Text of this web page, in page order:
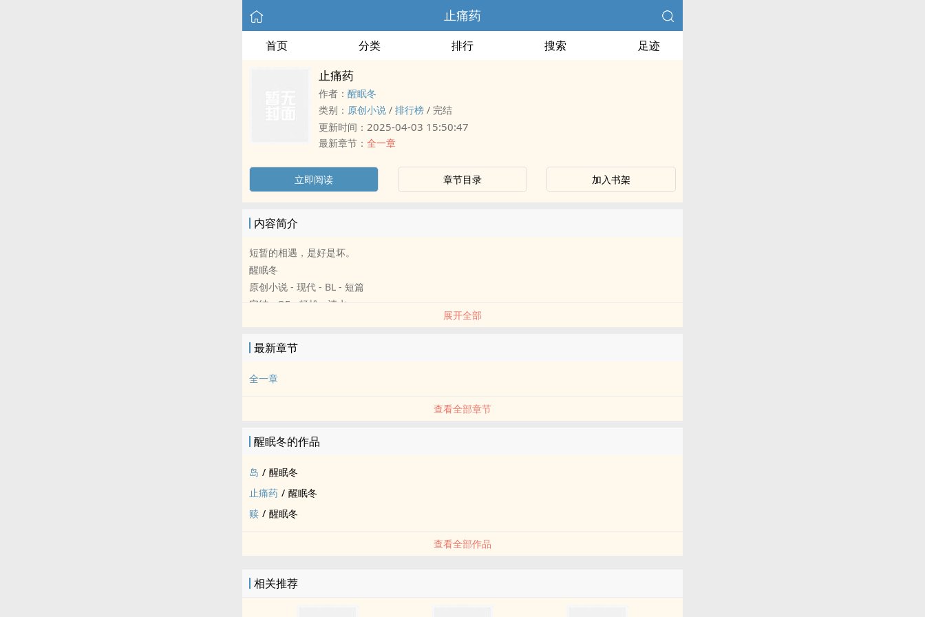
止痛药
首页 分类 排行 搜索 足迹
止痛药
作者： 醒眠冬
类别： 原创小说 / 排行榜 / 完结
更新时间： 2025-04-03 15:50:47
最新章节： 全一章
立即阅读 章节目录 加入书架
内容简介
短暂的相遇，是好是坏。
醒眠冬
原创小说 - 现代 - BL - 短篇
完结 - OE - 轻松 - 清水
能怎幺办？
带着陶衍私奔吗？
展开全部
最新章节
全一章
查看全部章节
醒眠冬的作品
岛 / 醒眠冬
止痛药 / 醒眠冬
赎 / 醒眠冬
查看全部作品
相关推荐